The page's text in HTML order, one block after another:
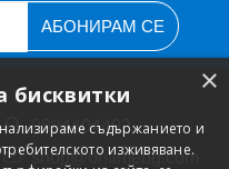
АБОНИРАМ СЕ
0894404402
shop@ontimebg.com
×
бисквитки
съдържанието и
изживяване.